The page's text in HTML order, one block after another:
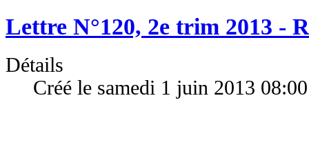
Lettre N°120, 2e trim 2013 -
Détails
Créé le samedi 1 juin 2013 08:00